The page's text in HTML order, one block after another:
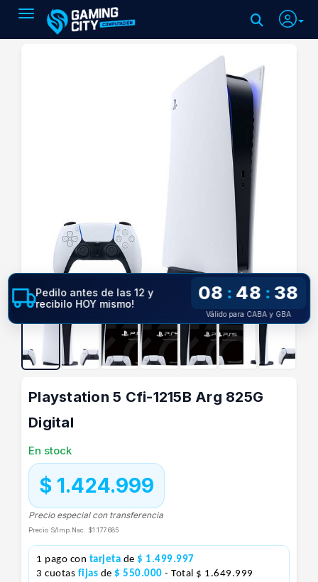
Toggle navigation
Playstation 5 Cfi-1215B Arg 825G
Digital
En stock
$ 1.424.999
Precio especial con transferencia
Precio S/Imp.Nac. $1.177.685
1 pago con tarjeta de $ 1.499.997
3 cuotas fijas de $ 550.000 - Total $ 1.649.999
Pedilo antes de las 12 y
recibilo HOY mismo!
08 : 48 : 38
Válido para CABA y GBA